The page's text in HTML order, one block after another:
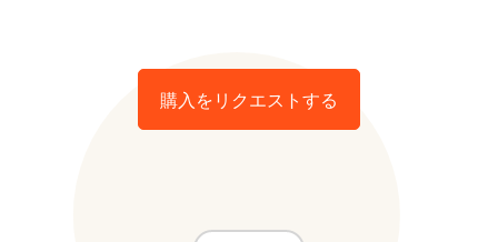
購入をリクエストする